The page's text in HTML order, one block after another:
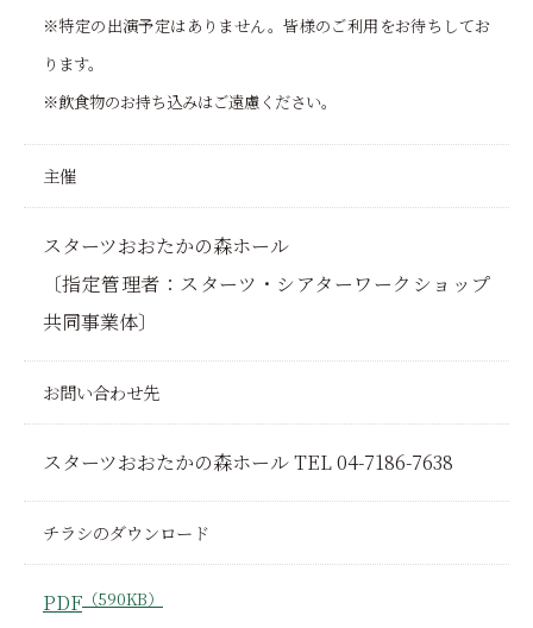
※特定の出演予定はありません。皆様のご利用をお待ちしてお
ります。
※飲食物のお持ち込みはご遠慮ください。
主催
スターツおおたかの森ホール
〔指定管理者：スターツ・シアターワークショップ
共同事業体〕
お問い合わせ先
スターツおおたかの森ホール TEL 04-7186-7638
チラシのダウンロード
PDF （590KB）